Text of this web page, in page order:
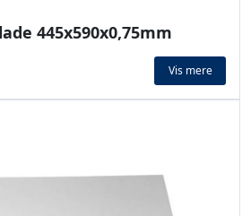
445x590x0,75mm
Vis mere